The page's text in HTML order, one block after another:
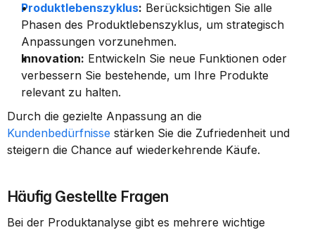
Produktlebenszyklus: Berücksichtigen Sie alle
Phasen des Produktlebenszyklus, um strategisch
Anpassungen vorzunehmen.
Innovation: Entwickeln Sie neue Funktionen oder
verbessern Sie bestehende, um Ihre Produkte
relevant zu halten.
Kundenbedürfnisse stärken Sie die Zufriedenheit und
steigern die Chance auf wiederkehrende Käufe.
Häufig Gestellte Fragen
Bei der Produktanalyse gibt es mehrere wichtige